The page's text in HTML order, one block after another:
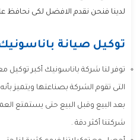
لدينا فنحن نقدم الافضل لكى نحافظ
توكيل صيانة
توفر لنا شركة باناسونيك أكبر توكيل
التى تقوم الشركة بصناعتها ويتميز
بعد البيع وقبل البيع حتى يستمتع
شركتنا أكثر دقة .